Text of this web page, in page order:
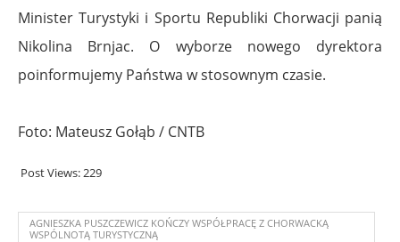
Minister Turystyki i Sportu Republiki Chorwacji panią
Nikolina Brnjac. O wyborze nowego dyrektora
poinformujemy Państwa w stosownym czasie.
Foto: Mateusz Gołąb / CNTB
Post Views:229
AGNIESZKA PUSZCZEWICZ KOŃCZY WSPÓŁPRACĘ Z CHORWACKĄ
WSPÓLNOTĄ TURYSTYCZNĄ